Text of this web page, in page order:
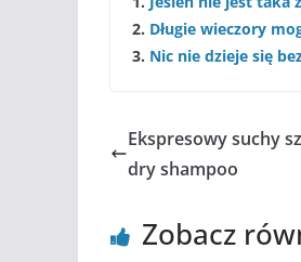
2. Długie wieczory
3. Nic nie dzieje się
Ekspresowy suchy
dry shampoo
Zobacz